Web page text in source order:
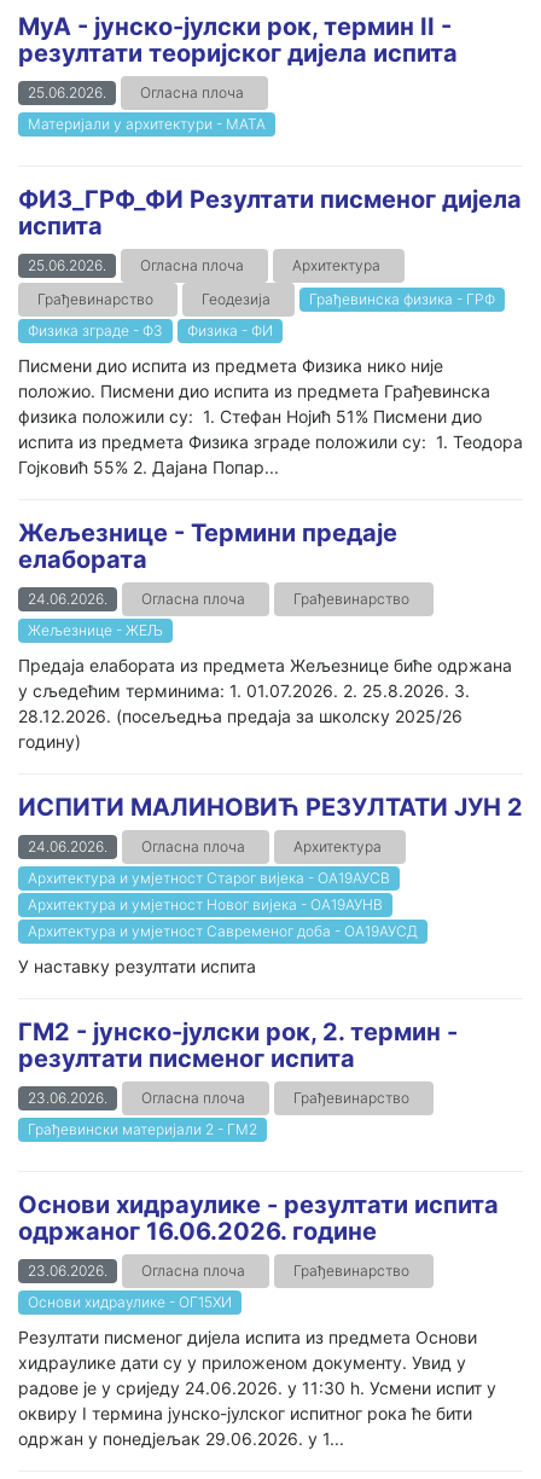
МуА - јунско-јулски рок, термин II -
резултати теоријског дијела испита
25.06.2026.
Огласна плоча
Материјали у архитектури - МАТА
ФИЗ_ГРФ_ФИ Резултати писменог дијела
испита
25.06.2026. Огласна плоча
Архитектура
Грађевинарство
Геодезија
Грађевинска физика - ГРФ
Физика зграде - ФЗ
Физика - ФИ
Писмени дио испита из предмета Физика нико није
положио. Писмени дио испита из предмета Грађевинска
физика положили су: 1. Стефан Нојић 51% Писмени дио
испита из предмета Физика зграде положили су: 1. Теодора
Гојковић 55% 2. Дајана Попар...
Жељезнице - Термини предаје
елабората
24.06.2026. Огласна плоча
Грађевинарство
Жељезнице - ЖЕЉ
Предаја елабората из предмета Жељезнице биће одржана
у сљедећим терминима: 1. 01.07.2026. 2. 25.8.2026. 3.
28.12.2026. (посељедња предаја за школску 2025/26
годину)
ИСПИТИ МАЛИНОВИЋ РЕЗУЛТАТИ ЈУН 2
24.06.2026. Огласна плоча
Архитектура
Архитектура и умјетност Старог вијека - ОА19АУСВ
Архитектура и умјетност Новог вијека - ОА19АУНВ
Архитектура и умјетност Савременог доба - ОА19АУСД
У наставку резултати испита
ГМ2 - јунско-јулски рок, 2. термин -
резултати писменог испита
23.06.2026. Огласна плоча
Грађевинарство
Грађевински материјали 2 - ГМ2
Основи хидраулике - резултати испита
одржаног 16.06.2026. године
23.06.2026. Огласна плоча
Грађевинарство
Основи хидраулике - ОГ15ХИ
Резултати писменог дијела испита из предмета Основи
хидраулике дати су у приложеном документу. Увид у
радове је у сриједу 24.06.2026. у 11:30 h. Усмени испит у
оквиру I термина јунско-јулског испитног рока ће бити
одржан у понедјељак 29.06.2026. у 1...